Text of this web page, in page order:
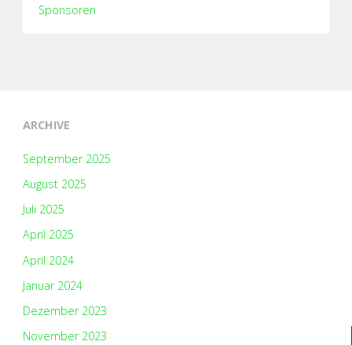
Sponsoren
ARCHIVE
September 2025
August 2025
Juli 2025
April 2025
April 2024
Januar 2024
Dezember 2023
November 2023